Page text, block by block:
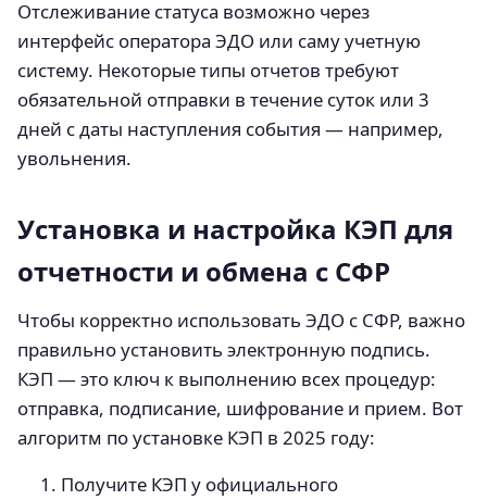
Отслеживание статуса возможно через
интерфейс оператора ЭДО или саму учетную
систему. Некоторые типы отчетов требуют
обязательной отправки в течение суток или 3
дней с даты наступления события — например,
увольнения.
Установка и настройка КЭП для
отчетности и обмена с СФР
Чтобы корректно использовать ЭДО с СФР, важно
правильно установить электронную подпись.
КЭП — это ключ к выполнению всех процедур:
отправка, подписание, шифрование и прием. Вот
алгоритм по установке КЭП в 2025 году:
Получите КЭП у официального